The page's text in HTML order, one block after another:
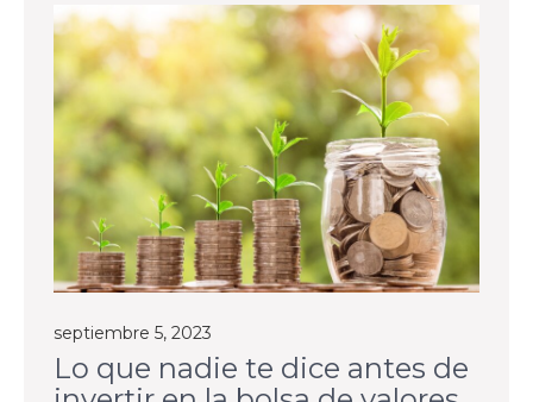
septiembre 5, 2023
Lo que nadie te dice antes de